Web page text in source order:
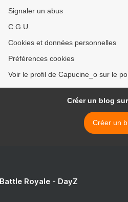
Signaler un abus
C.G.U.
Cookies et données personnelles
Préférences cookies
Voir le profil de Capucine_o sur le
Créer un blog
Créer un
Royale - DayZ